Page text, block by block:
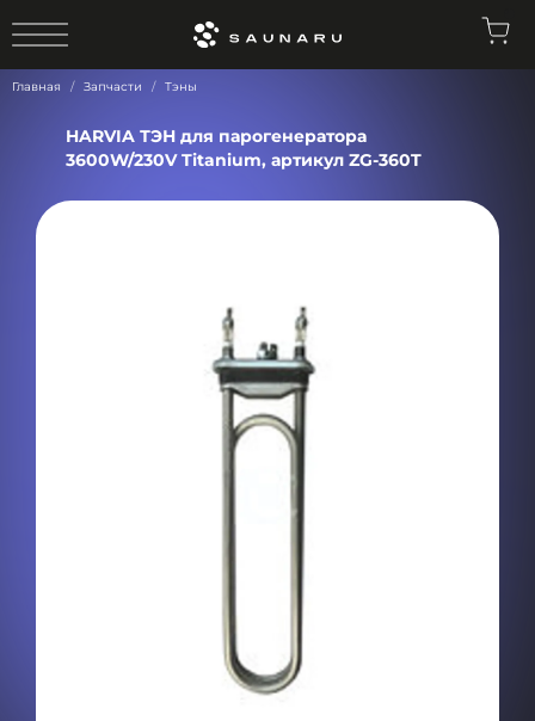
Главная Запчасти Тэны
HARVIA ТЭН для парогенератора
3600W/230V Titanium, артикул ZG-360T